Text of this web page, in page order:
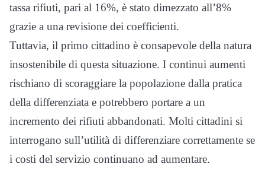
tassa rifiuti, pari al 16%, è stato dimezzato all’8%
grazie a una revisione dei coefficienti.
Tuttavia, il primo cittadino è consapevole della natura
insostenibile di questa situazione. I continui aumenti
rischiano di scoraggiare la popolazione dalla pratica
della differenziata e potrebbero portare a un
incremento dei rifiuti abbandonati. Molti cittadini si
interrogano sull’utilità di differenziare correttamente se
i costi del servizio continuano ad aumentare.